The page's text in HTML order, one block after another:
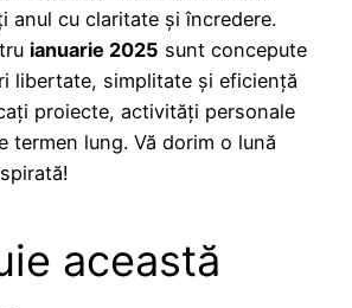
anul cu claritate și încredere.
ianuarie 2025 sunt concepute
libertate, simplitate și eficiență
proiecte, activități personale
termen lung. Vă dorim o lună
această